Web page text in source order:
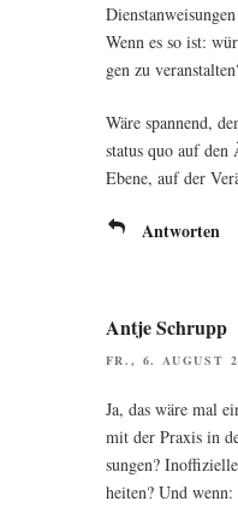
Wenn es so ist:
gen zu
Wäre span­nend,
sta­tus quo auf
Ebe­ne, auf der
Antworten
Antje Schrupp
FR., 6. AUGUST
Ja, das wäre mal
mit der Pra­xis in
sun­gen?
hei­ten? Und